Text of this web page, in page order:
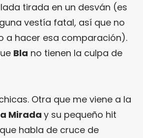
tirada en un desván (es
vestía fatal, así que no
a hacer esa comparación).
Bla no tienen la culpa de
Otra que me viene a la
Mirada y su pequeño hit
que habla de cruce de